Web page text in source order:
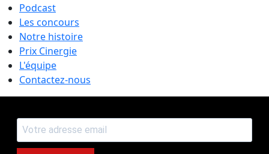
Podcast
Les concours
Notre histoire
Prix Cinergie
L'équipe
Contactez-nous